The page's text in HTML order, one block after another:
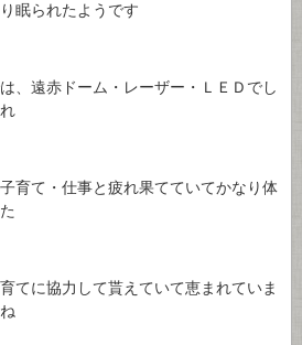
眠られたようです
、遠赤ドーム・レーザー・ＬＥＤでし
育て・仕事と疲れ果てていてかなり体
てに協力して貰えていて恵まれていま